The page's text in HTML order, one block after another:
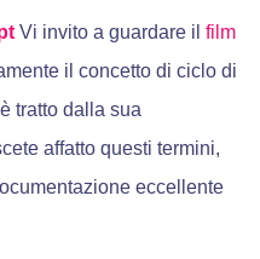
Vi invito a guardare il film
il concetto di ciclo di
tratto dalla sua
affatto questi termini,
eccellente